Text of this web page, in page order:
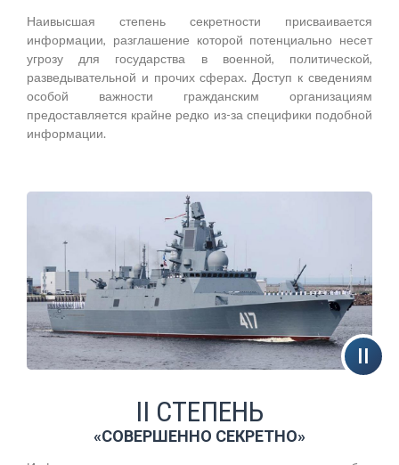
Наивысшая степень секретности присваивается
информации, разглашение которой потенциально несет
угрозу для государства в военной, политической,
разведывательной и прочих сферах. Доступ к сведениям
особой важности гражданским организациям
предоставляется крайне редко из-за специфики подобной
информации.
II СТЕПЕНЬ
«СОВЕРШЕННО СЕКРЕТНО»